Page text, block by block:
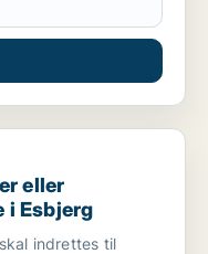
til leje i
eller
i Esbjerg
indrettes til